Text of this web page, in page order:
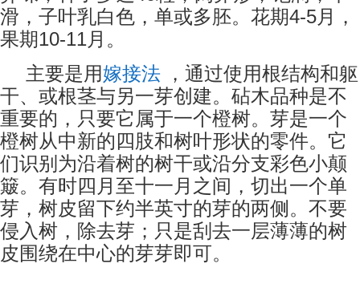
滑，子叶乳白色，单或多胚。花期4-5月，
果期10-11月。
主要是用嫁接法 ，通过使用根结构和躯
干、或根茎与另一芽创建。砧木品种是不
重要的，只要它属于一个橙树。芽是一个
橙树从中新的四肢和树叶形状的零件。它
们识别为沿着树的树干或沿分支彩色小颠
簸。有时四月至十一月之间，切出一个单
芽，树皮留下约半英寸的芽的两侧。不要
侵入树，除去芽；只是刮去一层薄薄的树
皮围绕在中心的芽芽即可。